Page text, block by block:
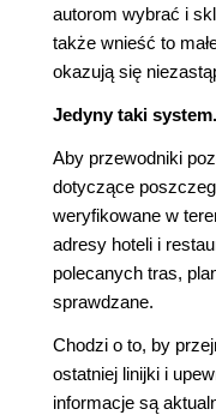
autorom wybrać i
także wnieść to
okazują się
Jedyny taki system.
Aby przewodniki
dotyczące
weryfikowane w
adresy hoteli i
polecanych tras,
sprawdzane.
Chodzi o to, by
ostatniej linijki i
informacje są